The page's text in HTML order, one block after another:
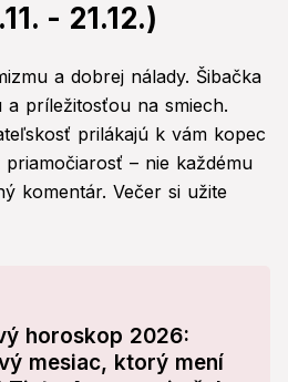
- 21.12.)
a dobrej nálady. Šibačka
príležitosťou na smiech.
prilákajú k vám kopec
– nie každému
komentár. Večer si užite
horoskop 2026:
mesiac, ktorý mení